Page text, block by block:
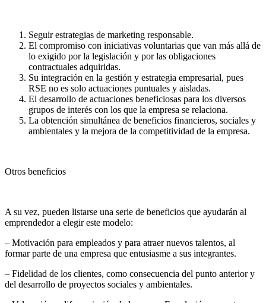
Seguir estrategias de marketing responsable.
El compromiso con iniciativas voluntarias que van más allá de
lo exigido por la legislación y por las obligaciones
contractuales adquiridas.
Su integración en la gestión y estrategia empresarial, pues
RSE no es solo actuaciones puntuales y aisladas.
El desarrollo de actuaciones beneficiosas para los diversos
grupos de interés con los que la empresa se relaciona.
La obtención simultánea de beneficios financieros, sociales y
ambientales y la mejora de la competitividad de la empresa.
Otros beneficios
A su vez, pueden listarse una serie de beneficios que ayudarán al
emprendedor a elegir este modelo:
– Motivación para empleados y para atraer nuevos talentos, al
formar parte de una empresa que entusiasme a sus integrantes.
– Fidelidad de los clientes, como consecuencia del punto anterior y
del desarrollo de proyectos sociales y ambientales.